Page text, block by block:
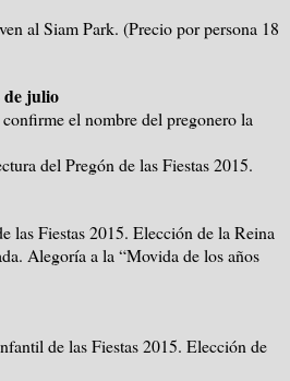
al Siam Park. (Precio por persona 18
de julio
el nombre del pregonero la
del Pregón de las Fiestas 2015.
las Fiestas 2015. Elección de la Reina
Alegoría a la “Movida de los años
de las Fiestas 2015. Elección de